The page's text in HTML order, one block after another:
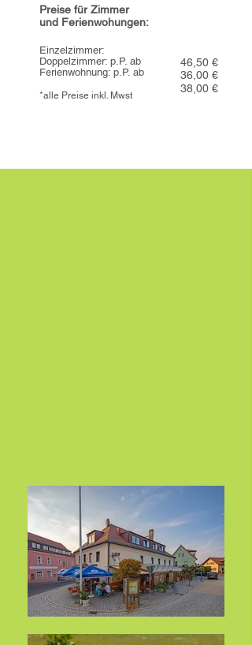
Preise für Zimmer
und Ferienwohungen:
Einzelzimmer:
Doppelzimmer: p.P. ab
Ferienwohnung: p.P. ab
*alle Preise inkl. Mwst
46,50 €
36 ,00 €
38,00 €